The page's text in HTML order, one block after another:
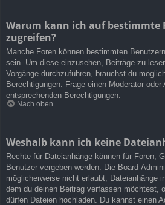
Warum kann ich auf bestimmte
zugreifen?
Manche Foren können bestimmten
sein. Um diese einzusehen, Beiträge zu
Vorgänge durchzuführen, brauchst du
Berechtigungen. Frage einen Moderator
entsprechenden Berechtigungen.
Nach oben
Weshalb kann ich keine
Rechte für Dateianhänge können für Foren,
Benutzer vergeben werden. Die Board-
möglicherweise nicht erlaubt, Dateianhänge
dem du deinen Beitrag verfassen möchtest,
dürfen Dateien hochladen. Du kannst einen